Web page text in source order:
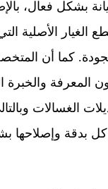
بشكل فعال،
الغيار الأصلية
كما أن
المعرفة والخبرة
الغسالات
بدقة وإصلاحها